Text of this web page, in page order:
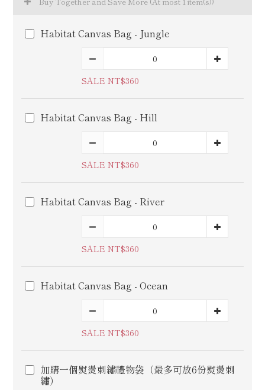
Habitat Canvas Bag - Jungle
SALE NT$360
Habitat Canvas Bag - Hill
SALE NT$360
Habitat Canvas Bag - River
SALE NT$360
Habitat Canvas Bag - Ocean
SALE NT$360
加購一個熨燙刺繡禮物袋（最多可放6份熨燙刺
繡）